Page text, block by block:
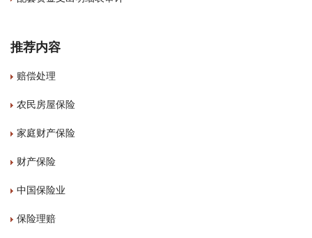
推荐内容
赔偿处理
农民房屋保险
家庭财产保险
财产保险
中国保险业
保险理赔